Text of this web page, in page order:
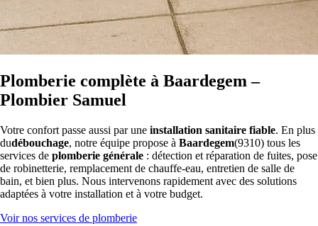
Plomberie complète à Baardegem –
Plombier Samuel
Votre confort passe aussi par une installation sanitaire fiable. En plus
dudébouchage, notre équipe propose à Baardegem(9310) tous les
services de plomberie générale : détection et réparation de fuites, pose
de robinetterie, remplacement de chauffe-eau, entretien de salle de
bain, et bien plus. Nous intervenons rapidement avec des solutions
adaptées à votre installation et à votre budget.
Voir nos services de plomberie